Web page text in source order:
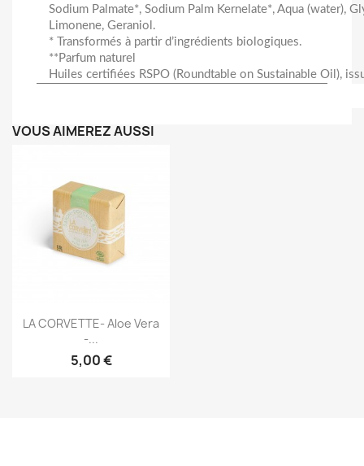
Sodium Palmate*, Sodium Palm Kernelate*, Aqua (water),
Limonene, Geraniol.
* Transformés à partir d’ingrédients biologiques.
**Parfum naturel
Huiles certifiées RSPO (Roundtable on Sustainable Oil),
VOUS AIMEREZ AUSSI
Aperçu rapide
LA CORVETTE- Aloe Vera
-...
5,00 €